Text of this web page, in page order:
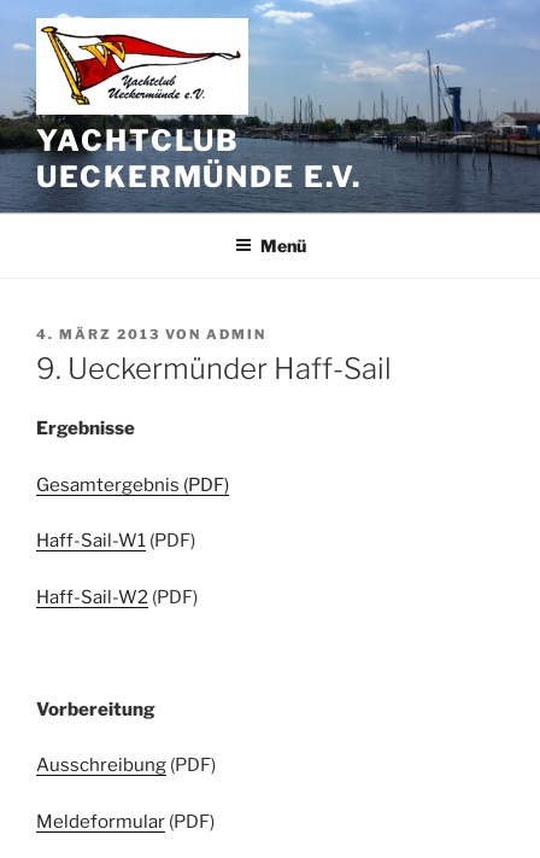
Zum
Inhalt
springen
YACHTCLUB
UECKERMÜNDE E.V.
Menü
VERÖFFENTLICHT
AM
4. MÄRZ 2013 VON ADMIN
9. Ueckermünder Haff-Sail
Ergebnisse
Gesamtergebnis (PDF)
Haff-Sail-W1 (PDF)
Haff-Sail-W2 (PDF)
Vorbereitung
Ausschreibung (PDF)
Meldeformular (PDF)